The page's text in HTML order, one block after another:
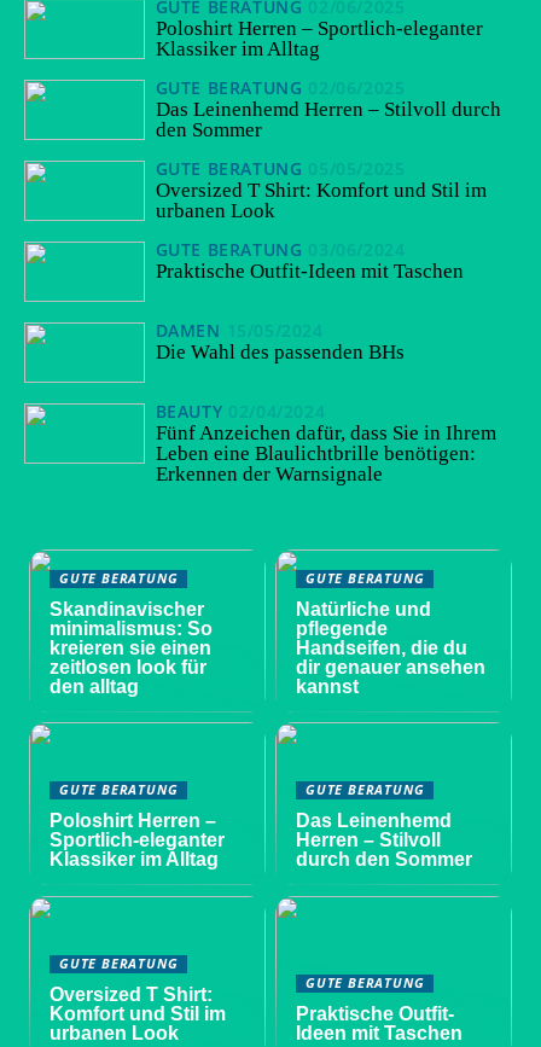
GUTE BERATUNG 02/06/2025
Poloshirt Herren – Sportlich-eleganter
Klassiker im Alltag
GUTE BERATUNG 02/06/2025
Das Leinenhemd Herren – Stilvoll durch
den Sommer
GUTE BERATUNG 05/05/2025
Oversized T Shirt: Komfort und Stil im
urbanen Look
GUTE BERATUNG 03/06/2024
Praktische Outfit-Ideen mit Taschen
DAMEN 15/05/2024
Die Wahl des passenden BHs
BEAUTY 02/04/2024
Fünf Anzeichen dafür, dass Sie in Ihrem
Leben eine Blaulichtbrille benötigen:
Erkennen der Warnsignale
GUTE BERATUNG
Skandinavischer
minimalismus: So
kreieren sie einen
zeitlosen look für
den alltag
GUTE BERATUNG
Natürliche und
pflegende
Handseifen, die du
dir genauer ansehen
kannst
GUTE BERATUNG
Poloshirt Herren –
Sportlich-eleganter
Klassiker im Alltag
GUTE BERATUNG
Das Leinenhemd
Herren – Stilvoll
durch den Sommer
GUTE BERATUNG
Oversized T Shirt:
Komfort und Stil im
urbanen Look
GUTE BERATUNG
Praktische Outfit-
Ideen mit Taschen